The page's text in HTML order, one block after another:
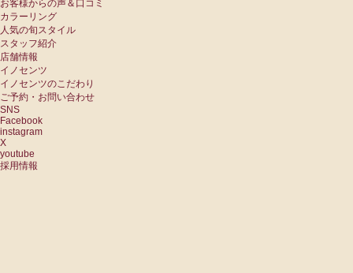
お客様からの声＆口コミ
カラーリング
人気の旬スタイル
スタッフ紹介
店舗情報
イノセンツ
イノセンツのこだわり
ご予約・お問い合わせ
SNS
Facebook
instagram
X
youtube
採用情報